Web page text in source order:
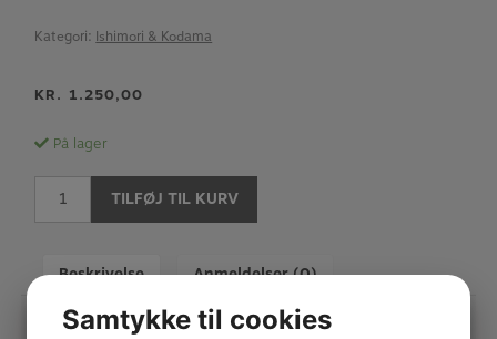
Kategori: Ishimori & Kodama
KR. 1.250,00
På lager
Klarinet
II-
antal
TILFØJ TIL KURV
Beskrivelse Anmeldelser (0)
Samtykke til cookies